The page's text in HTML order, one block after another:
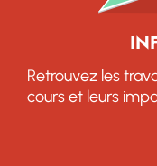
Retrouvez les
cours et leurs